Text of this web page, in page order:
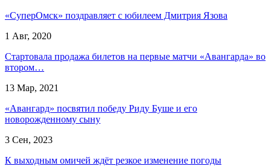
«СуперОмск» поздравляет с юбилеем Дмитрия Язова
1 Авг, 2020
Стартовала продажа билетов на первые матчи «Авангарда» во
втором…
13 Мар, 2021
«Авангард» посвятил победу Риду Буше и его
новорожденному сыну
3 Сен, 2023
К выходным омичей ждёт резкое изменение погоды